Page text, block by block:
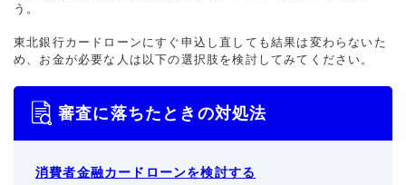
う。
東北銀行カードローンにすぐ申込し直しても結果は変わらないた
め、お金が必要な人は以下の選択肢を検討してみてください。
審査に落ちたときの対処法
消費者金融カードローンを検討する